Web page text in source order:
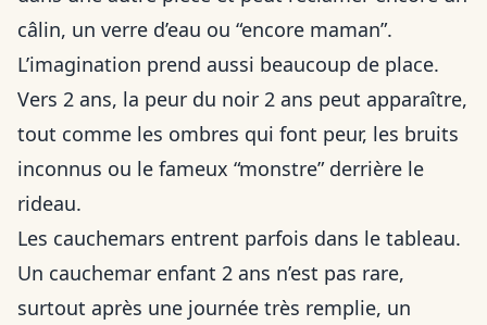
câlin, un verre d’eau ou “encore maman”.
L’imagination prend aussi beaucoup de place.
Vers 2 ans, la peur du noir 2 ans peut apparaître,
tout comme les ombres qui font peur, les bruits
inconnus ou le fameux “monstre” derrière le
rideau.
Les cauchemars entrent parfois dans le tableau.
Un cauchemar enfant 2 ans n’est pas rare,
surtout après une journée très remplie, un